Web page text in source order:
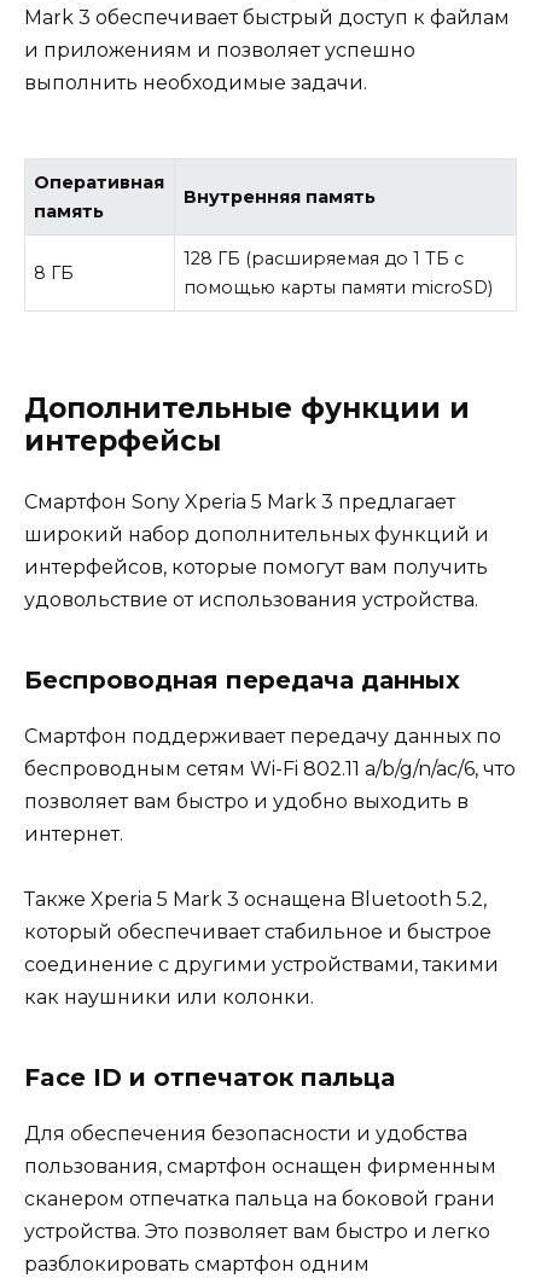
Mark 3 обеспечивает быстрый доступ к файлам
и приложениям и позволяет успешно
выполнить необходимые задачи.
Оперативная
память
Внутренняя память
8 ГБ
128 ГБ (расширяемая до 1 ТБ с
помощью карты памяти microSD)
Дополнительные функции и
интерфейсы
Смартфон Sony Xperia 5 Mark 3 предлагает
широкий набор дополнительных функций и
интерфейсов, которые помогут вам получить
удовольствие от использования устройства.
Беспроводная передача данных
Смартфон поддерживает передачу данных по
беспроводным сетям Wi-Fi 802.11 a/b/g/n/ac/6, что
позволяет вам быстро и удобно выходить в
интернет.
Также Xperia 5 Mark 3 оснащена Bluetooth 5.2,
который обеспечивает стабильное и быстрое
соединение с другими устройствами, такими
как наушники или колонки.
Face ID и отпечаток пальца
Для обеспечения безопасности и удобства
пользования, смартфон оснащен фирменным
сканером отпечатка пальца на боковой грани
устройства. Это позволяет вам быстро и легко
разблокировать смартфон одним